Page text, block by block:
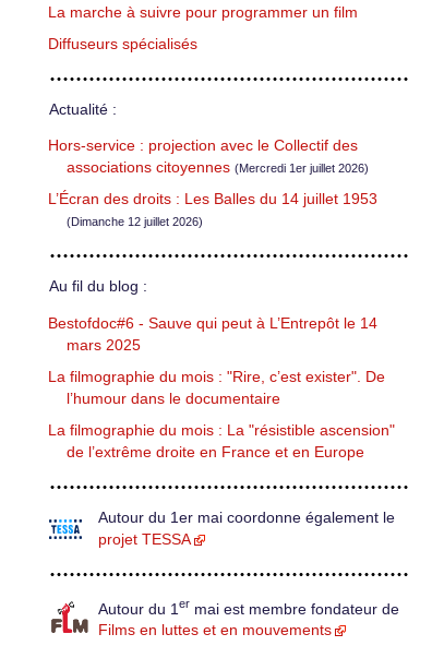
La marche à suivre pour programmer un film
Diffuseurs spécialisés
Actualité :
Hors-service : projection avec le Collectif des
associations citoyennes (Mercredi 1er juillet 2026)
L’Écran des droits : Les Balles du 14 juillet 1953
(Dimanche 12 juillet 2026)
Au fil du blog :
Bestofdoc#6 - Sauve qui peut à L’Entrepôt le 14
mars 2025
La filmographie du mois : "Rire, c’est exister". De
l’humour dans le documentaire
La filmographie du mois : La "résistible ascension"
de l’extrême droite en France et en Europe
Autour du 1er mai coordonne également le
projet TESSA
Autour du 1 er mai est membre fondateur de
Films en luttes et en mouvements